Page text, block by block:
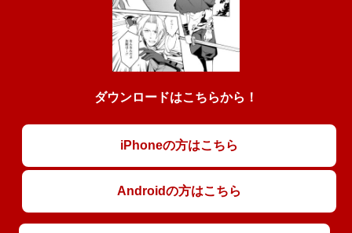
ダウンロードはこちらから！
iPhoneの方はこちら
Androidの方はこちら